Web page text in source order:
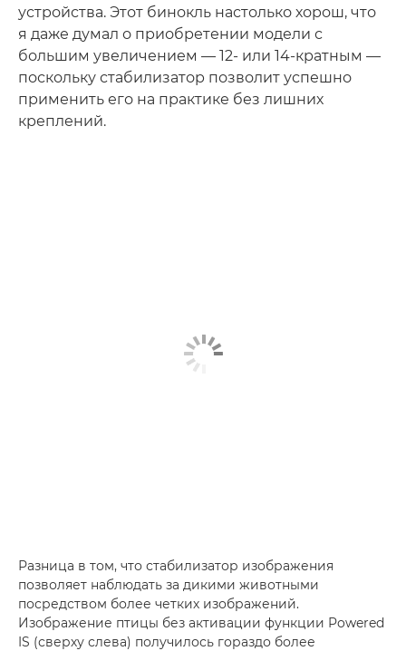
устройства. Этот бинокль настолько хорош, что
я даже думал о приобретении модели с
большим увеличением — 12- или 14-кратным —
поскольку стабилизатор позволит успешно
применить его на практике без лишних
креплений.
Разница в том, что стабилизатор изображения
позволяет наблюдать за дикими животными
посредством более четких изображений.
Изображение птицы без активации функции Powered
IS (сверху слева) получилось гораздо более